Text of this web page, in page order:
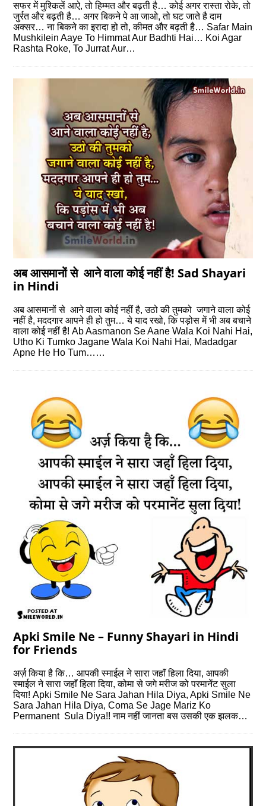
सफर में मुश्किलें आऐ, तो हिम्मत और बढ़ती है… कोई अगर रास्ता रोके, तो
जुर्रत और बढ़ती है… अगर बिकने पे आ जाओ, तो घट जाते है दाम
अक्सर… ना बिकने का इरादा हो तो, कीमत और बढ़ती है… Safar Main
Mushkilein Aaye To Himmat Aur Badhti Hai… Koi Agar
Rashta Roke, To Jurrat Aur…
अब आसमानों से आने वाला कोई नहीं है! Sad Shayari
in Hindi
अब आसमानों से आने वाला कोई नहीं है, उठो की तुमको जगाने वाला कोई
नहीं है, मददगार आपने ही हो तुम… ये याद रखो, कि पड़ोस में भी अब बचाने
वाला कोई नहीं है! Ab Aasmanon Se Aane Wala Koi Nahi Hai,
Utho Ki Tumko Jagane Wala Koi Nahi Hai, Madadgar
Apne He Ho Tum……
Apki Smile Ne – Funny Shayari in Hindi
for Friends
अर्ज़ किया है कि… आपकी स्माईल ने सारा जहाॅं हिला दिया, आपकी
स्माईल ने सारा जहाॅं हिला दिया, कोमा से जगे मरीज को परमानेंट सुला
दिया! Apki Smile Ne Sara Jahan Hila Diya, Apki Smile Ne
Sara Jahan Hila Diya, Coma Se Jage Mariz Ko
Permanent Sula Diya!! नाम नहीं जानता बस उसकी एक झलक…